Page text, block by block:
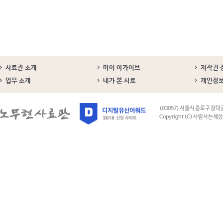
사료관 소개 마이 아카이브
저작권
업무 소개
내가 본 사료 개인정
(03057) 서울시 종로구 창덕
Copyright (C) 사람사는세